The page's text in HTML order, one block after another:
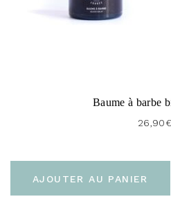
Baume à barbe
26,90€
AJOUTER AU PANIER